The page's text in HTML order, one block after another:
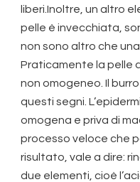
liberi.Inoltre, un altro
pelle è invecchiata,
non sono altro che
Praticamente la pelle
non omogeneo. Il
questi segni.
omogena e priva di
processo veloce che
risultato, vale a dire:
due elementi, cioè